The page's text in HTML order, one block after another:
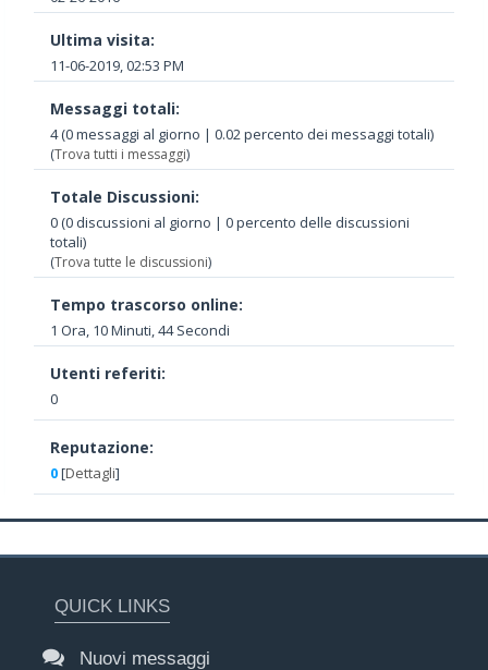
Ultima visita:
11-06-2019, 02:53 PM
Messaggi totali:
4 (0 messaggi al giorno | 0.02 percento dei messaggi totali)
(Trova tutti i messaggi)
Totale Discussioni:
0 (0 discussioni al giorno | 0 percento delle discussioni
totali)
(Trova tutte le discussioni)
Tempo trascorso online:
1 Ora, 10 Minuti, 44 Secondi
Utenti referiti:
0
Reputazione:
0[Dettagli]
QUICK LINKS
Nuovi messaggi